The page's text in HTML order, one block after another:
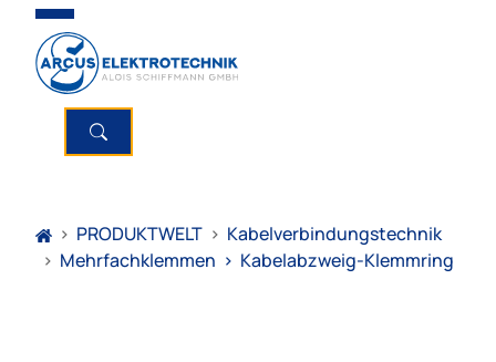
> PRODUKTWELT > Kabelverbindungstechnik
> Mehrfachklemmen > Kabelabzweig-Klemmring